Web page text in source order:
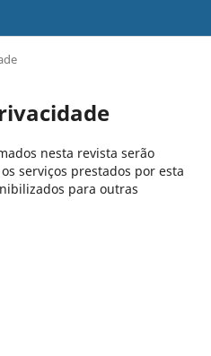
nesta revista serão
serviços prestados por esta
para outras